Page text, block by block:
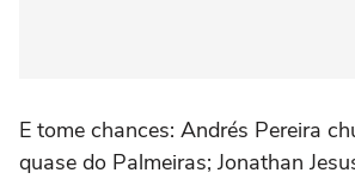
E tome chances: Andrés Pereira
quase do Palmeiras; Jonathan